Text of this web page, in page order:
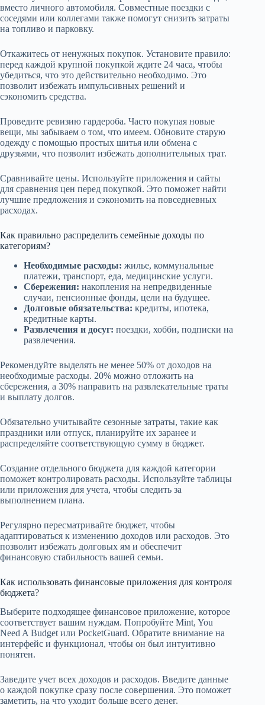
вместо личного автомобиля. Совместные поездки с
соседями или коллегами также помогут снизить затраты
на топливо и парковку.
Откажитесь от ненужных покупок. Установите правило:
перед каждой крупной покупкой ждите 24 часа, чтобы
убедиться, что это действительно необходимо. Это
позволит избежать импульсивных решений и
сэкономить средства.
Проведите ревизию гардероба. Часто покупая новые
вещи, мы забываем о том, что имеем. Обновите старую
одежду с помощью простых шитья или обмена с
друзьями, что позволит избежать дополнительных трат.
Сравнивайте цены. Используйте приложения и сайты
для сравнения цен перед покупкой. Это поможет найти
лучшие предложения и сэкономить на повседневных
расходах.
Как правильно распределить семейные доходы по
категориям?
Необходимые расходы: жилье, коммунальные
платежи, транспорт, еда, медицинские услуги.
Сбережения: накопления на непредвиденные
случаи, пенсионные фонды, цели на будущее.
Долговые обязательства: кредиты, ипотека,
кредитные карты.
Развлечения и досуг: поездки, хобби, подписки на
развлечения.
Рекомендуйте выделять не менее 50% от доходов на
необходимые расходы. 20% можно отложить на
сбережения, а 30% направить на развлекательные траты
и выплату долгов.
Обязательно учитывайте сезонные затраты, такие как
праздники или отпуск, планируйте их заранее и
распределяйте соответствующую сумму в бюджет.
Создание отдельного бюджета для каждой категории
поможет контролировать расходы. Используйте таблицы
или приложения для учета, чтобы следить за
выполнением плана.
Регулярно пересматривайте бюджет, чтобы
адаптироваться к изменению доходов или расходов. Это
позволит избежать долговых ям и обеспечит
финансовую стабильность вашей семьи.
Как использовать финансовые приложения для контроля
бюджета?
Выберите подходящее финансовое приложение, которое
соответствует вашим нуждам. Попробуйте Mint, You
Need A Budget или PocketGuard. Обратите внимание на
интерфейс и функционал, чтобы он был интуитивно
понятен.
Заведите учет всех доходов и расходов. Введите данные
о каждой покупке сразу после совершения. Это поможет
заметить, на что уходит больше всего денег.